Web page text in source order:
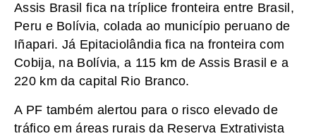
Assis Brasil fica na tríplice fronteira entre Brasil,
Peru e Bolívia, colada ao município peruano de
Iñapari. Já Epitaciolândia fica na fronteira com
Cobija, na Bolívia, a 115 km de Assis Brasil e a
220 km da capital Rio Branco.
A PF também alertou para o risco elevado de
tráfico em áreas rurais da Reserva Extrativista